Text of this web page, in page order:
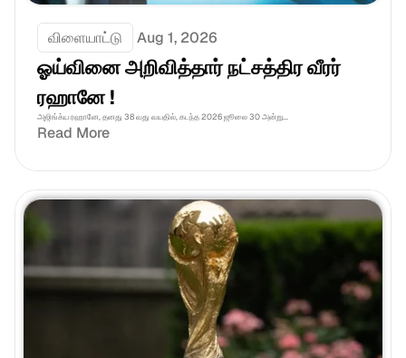
விளையாட்டு Aug 1, 2026
ஓய்வினை அறிவித்தார் நட்சத்திர வீரர்
ரஹானே !
அஜிங்க்ய ரஹானே, தனது 38 வது வயதில், கடந்த 2026 ஜூலை 30 அன்று...
Read More